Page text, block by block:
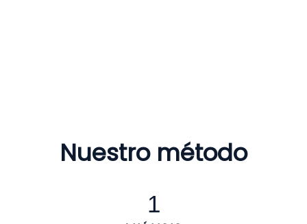
Nuestro método
1